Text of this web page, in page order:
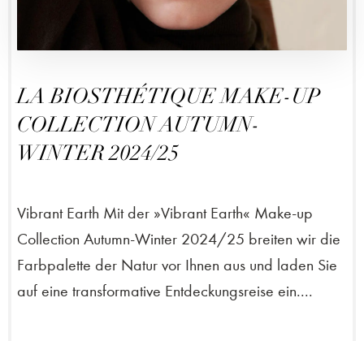
LA BIOSTHÉTIQUE MAKE-UP
COLLECTION AUTUMN-
WINTER 2024/25
Vibrant Earth Mit der »Vibrant Earth« Make-up
Collection Autumn-Winter 2024/25 breiten wir die
Farbpalette der Natur vor Ihnen aus und laden Sie
auf eine transformative Entdeckungsreise ein....